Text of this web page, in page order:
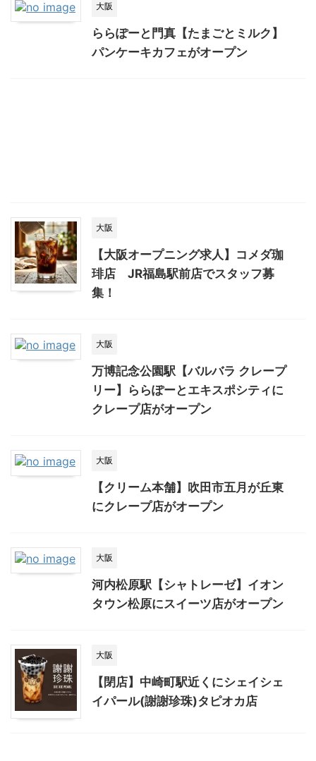
大阪
ららぽーと門真【たまごとミルク】
パンケーキカフェがオープン
大阪
【大阪オープニング求人】コメダ珈
琲店 JR福島駅前店でスタッフ募
集！
大阪
万博記念公園駅【バルバラ クレープ
リー】ららぽーとエキスポシティに
クレープ店がオープン
大阪
【クリーム本舗】吹田市五月が丘東
にクレープ店がオープン
大阪
河内松原駅【シャトレーゼ】イオン
タウン松原にスイーツ店がオープン
大阪
【閉店】中崎町駅近くにシェイシェ
イパール(謝謝珍珠)タピオカ店